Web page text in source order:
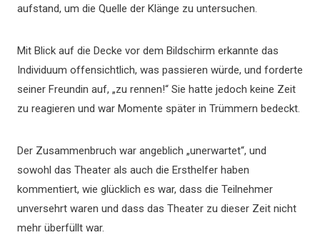
aufstand, um die Quelle der Klänge zu untersuchen.
Mit Blick auf die Decke vor dem Bildschirm erkannte das
Individuum offensichtlich, was passieren würde, und forderte
seiner Freundin auf, „zu rennen!“ Sie hatte jedoch keine Zeit
zu reagieren und war Momente später in Trümmern bedeckt.
Der Zusammenbruch war angeblich „unerwartet“, und
sowohl das Theater als auch die Ersthelfer haben
kommentiert, wie glücklich es war, dass die Teilnehmer
unversehrt waren und dass das Theater zu dieser Zeit nicht
mehr überfüllt war.